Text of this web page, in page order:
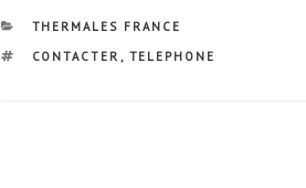
CATÉGORIES
THERMALES FRANCE
ÉTIQUETTES
CONTACTER , TELEPHONE